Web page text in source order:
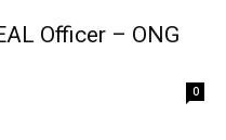
Officer – ONG
0